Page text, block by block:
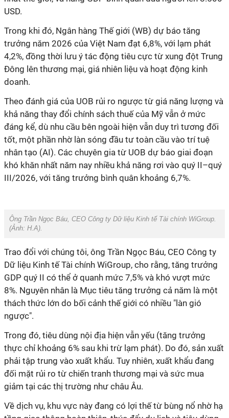
USD.
Trong khi đó, Ngân hàng Thế giới (WB) dự báo tăng
trưởng năm 2026 của Việt Nam đạt 6,8%, với lạm phát
4,2%, đồng thời lưu ý tác động tiêu cực từ xung đột Trung
Đông lên thương mại, giá nhiên liệu và hoạt động kinh
doanh.
Theo đánh giá của UOB rủi ro ngược từ giá năng lượng và
khả năng thay đổi chính sách thuế của Mỹ vẫn ở mức
đáng kể, dù nhu cầu bên ngoài hiện vẫn duy trì tương đối
tốt, một phần nhờ làn sóng đầu tư toàn cầu vào trí tuệ
nhân tạo (AI). Các chuyên gia từ UOB dự báo giai đoạn
khó khăn nhất năm nay nhiều khả năng rơi vào quý II–quý
III/2026, với tăng trưởng bình quân khoảng 6,7%.
Ông Trần Ngọc Báu, CEO Công ty Dữ liệu Kinh tế Tài chính WiGroup.
(Ảnh: H.A).
Trao đổi với chúng tôi, ông Trần Ngọc Báu, CEO Công ty
Dữ liệu Kinh tế Tài chính WiGroup, cho rằng, tăng trưởng
GDP quý II có thể ở quanh mức 7,5% và khó vượt mức
8%. Nguyên nhân là Mục tiêu tăng trưởng cả năm là một
thách thức lớn do bối cảnh thế giới có nhiều "làn gió
ngược".
Trong đó, tiêu dùng nội địa hiện vẫn yếu (tăng trưởng
thực chỉ khoảng 6% sau khi trừ lạm phát). Do đó, sản xuất
phải tập trung vào xuất khẩu. Tuy nhiên, xuất khẩu đang
đối mặt rủi ro từ chiến tranh thương mại và sức mua
giảm tại các thị trường như châu Âu.
Về dịch vụ, khu vực này đang có lợi thế từ bùng nổ nhờ hạ